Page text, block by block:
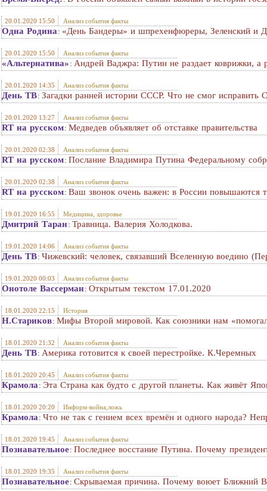
20.01.2020 15:50 Анализ события факты
Одна Родина : «День Бандеры» и шпрехенфюреры, Зеленский и
20.01.2020 15:50 Анализ события факты
«Альтернатива» : Андрей Ваджра: Путин не раздает коврижки, а
20.01.2020 14:35 Анализ события факты
День ТВ: Загадки ранней истории СССР. Что не смог
20.01.2020 13:27 Анализ события факты
RT на русском: Медведев объявляет об отставке правительства
20.01.2020 02:38 Анализ события факты
RT на русском: Послание Владимира Путина Федеральному
20.01.2020 02:38 Анализ события факты
RT на русском: Ваш звонок очень важен: в России повышаются
19.01.2020 16:55 Медицина, здоровье
Дмитрий Таран: Травница. Валерия Холодкова.
19.01.2020 14:06 Анализ события факты
День ТВ: Чижевский: человек, связавший Вселенную воедино
19.01.2020 00:03 Анализ события факты
Онотоле Вассерман: Открытым текстом 17.01.2020
18.01.2020 22:15 История
Н.Стариков: Мифы Второй мировой. Как союзники нам
18.01.2020 21:32 Анализ события факты
День ТВ: Америка готовится к своей перестройке. К.Черемных
18.01.2020 20:45 Анализ события факты
Крамола : Эта Страна как будто с другой планеты. Как живёт
18.01.2020 20:20 Информ-война,ложь
Крамола : Что не так с гением всех времён и одного народа?
18.01.2020 19:45 Анализ события факты
Познавательное: Последнее восстание Путина. Почему
18.01.2020 19:35 Анализ события факты
Познавательное: Скрываемая причина. Почему воюет Ближний